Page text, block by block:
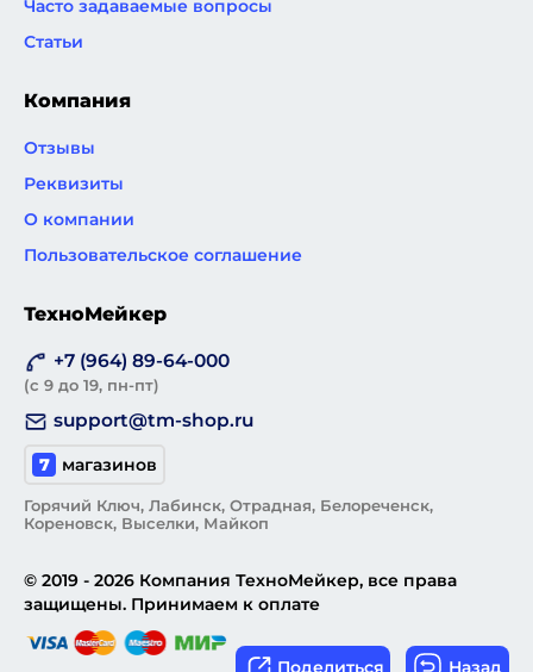
Поделиться
Часто задаваемые вопросы
Статьи
Компания
Отзывы
Реквизиты
О компании
Пользовательское соглашение
ТехноМейкер
+7 (964) 89-64-000
(с 9 до 19, пн-пт)
support@tm-shop.ru
7 магазинов
Горячий Ключ, Лабинск, Отрадная, Белореченск,
Кореновск, Выселки, Майкоп
© 2019 - 2026 Компания ТехноМейкер, все права
защищены. Принимаем к оплате
Назад